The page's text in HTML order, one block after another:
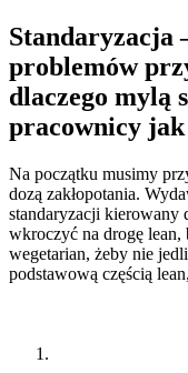
Standaryzacja
problemów
dlaczego mylą
pracownicy jak
Na początku musimy
dozą zakłopotania.
standaryzacji kierowany
wkroczyć na drogę lean,
wegetarian, żeby nie
podstawową częścią